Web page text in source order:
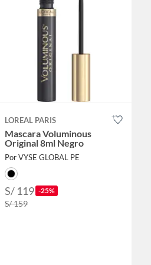
LOREAL PARIS
Mascara Voluminous
Original 8ml Negro
Por VYSE GLOBAL PE
S/ 119 -25%
S/ 159